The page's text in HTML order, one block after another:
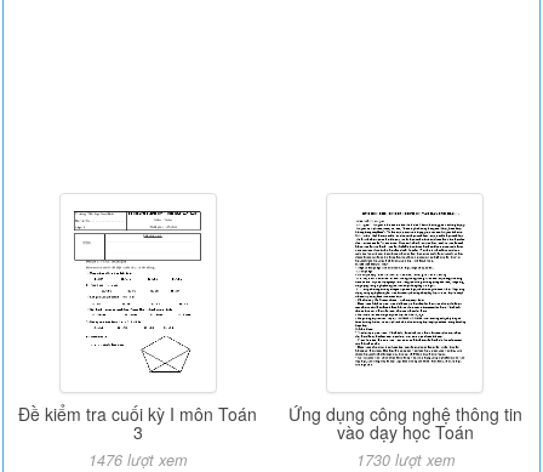
Đề kiểm tra cuối kỳ I môn Toán
3
1476 lượt xem
Ứng dụng công nghệ thông tin
vào dạy học Toán
1730 lượt xem